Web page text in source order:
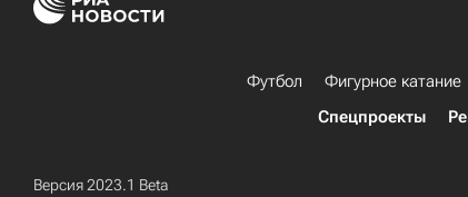
Футбол Фигурное катание
Спецпроекты
Версия 2023.1 Beta